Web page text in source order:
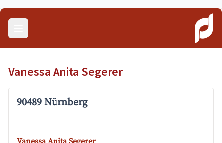
Menü öffnen
Vanessa Anita Segerer
90489 Nürnberg
Vanessa Anita Segerer